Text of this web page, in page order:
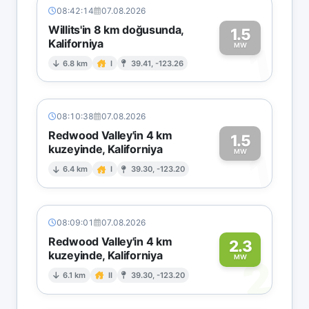
08:42:14 07.08.2026
Willits'in 8 km doğusunda,
Kaliforniya
6.8 km I 39.41, -123.26
1.5
MW1
08:10:38 07.08.2026
Redwood Valley'in 4 km
kuzeyinde, Kaliforniya
6.4 km I 39.30, -123.20
1.5
MW1
08:09:01 07.08.2026
Redwood Valley'in 4 km
kuzeyinde, Kaliforniya
6.1 km II 39.30, -123.20
2.3
MW
2